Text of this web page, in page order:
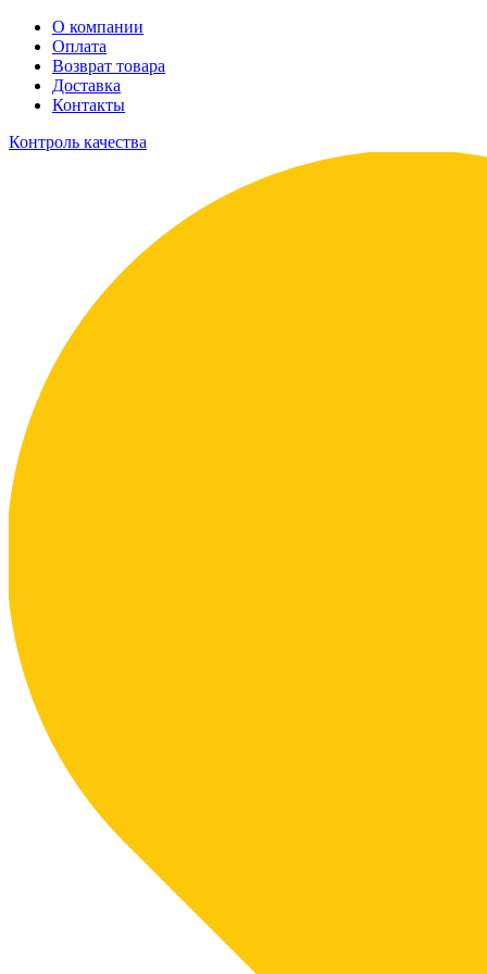
О компании
Оплата
Возврат товара
Доставка
Контакты
Контроль качества